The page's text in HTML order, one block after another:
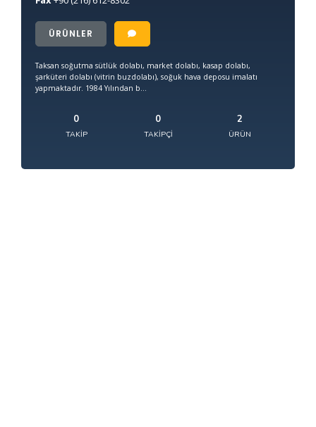
ÜRÜNLER
Taksan soğutma sütlük dolabı, market dolabı, kasap dolabı,
şarküteri dolabı (vitrin buzdolabı), soğuk hava deposu imalatı
yapmaktadır. 1984 Yılından b...
0
TAKIP
0
TAKIPÇI
2
ÜRÜN